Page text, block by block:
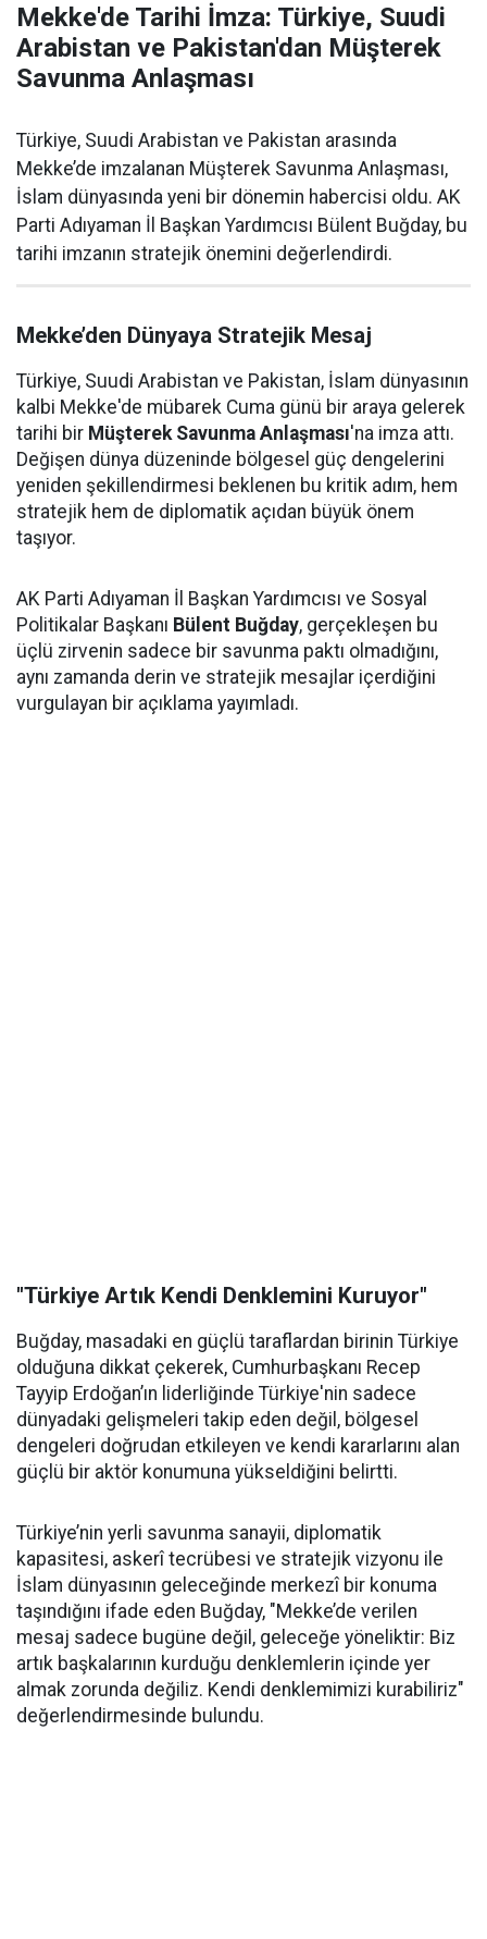
Mekke'de Tarihi İmza: Türkiye, Suudi
Arabistan ve Pakistan'dan Müşterek
Savunma Anlaşması
Türkiye, Suudi Arabistan ve Pakistan arasında
Mekke’de imzalanan Müşterek Savunma Anlaşması,
İslam dünyasında yeni bir dönemin habercisi oldu. AK
Parti Adıyaman İl Başkan Yardımcısı Bülent Buğday, bu
tarihi imzanın stratejik önemini değerlendirdi.
Mekke’den Dünyaya Stratejik Mesaj
Türkiye, Suudi Arabistan ve Pakistan, İslam dünyasının
kalbi Mekke'de mübarek Cuma günü bir araya gelerek
tarihi bir Müşterek Savunma Anlaşması'na imza attı.
Değişen dünya düzeninde bölgesel güç dengelerini
yeniden şekillendirmesi beklenen bu kritik adım, hem
stratejik hem de diplomatik açıdan büyük önem
taşıyor.
AK Parti Adıyaman İl Başkan Yardımcısı ve Sosyal
Politikalar Başkanı Bülent Buğday, gerçekleşen bu
üçlü zirvenin sadece bir savunma paktı olmadığını,
aynı zamanda derin ve stratejik mesajlar içerdiğini
vurgulayan bir açıklama yayımladı.
"Türkiye Artık Kendi Denklemini Kuruyor"
Buğday, masadaki en güçlü taraflardan birinin Türkiye
olduğuna dikkat çekerek, Cumhurbaşkanı Recep
Tayyip Erdoğan’ın liderliğinde Türkiye'nin sadece
dünyadaki gelişmeleri takip eden değil, bölgesel
dengeleri doğrudan etkileyen ve kendi kararlarını alan
güçlü bir aktör konumuna yükseldiğini belirtti.
Türkiye’nin yerli savunma sanayii, diplomatik
kapasitesi, askerî tecrübesi ve stratejik vizyonu ile
İslam dünyasının geleceğinde merkezî bir konuma
taşındığını ifade eden Buğday, "Mekke’de verilen
mesaj sadece bugüne değil, geleceğe yöneliktir: Biz
artık başkalarının kurduğu denklemlerin içinde yer
almak zorunda değiliz. Kendi denklemimizi kurabiliriz"
değerlendirmesinde bulundu.